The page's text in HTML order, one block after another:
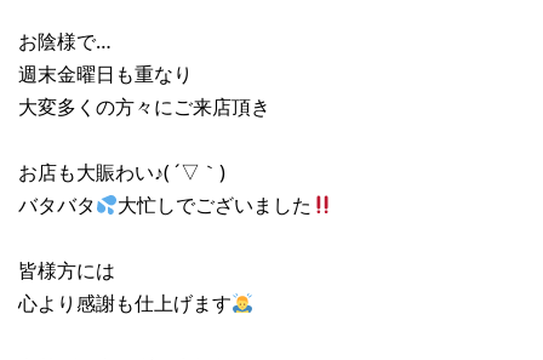
お陰様で…
週末金曜日も重なり
大変多くの方々にご来店頂き
お店も大賑わい♪( ´▽｀)
バタバタ
大忙しでございました
皆様方には
心より感謝も仕上げます